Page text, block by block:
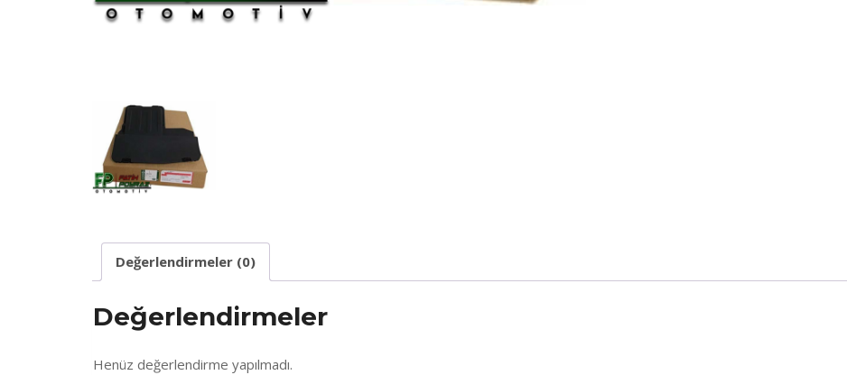
Değerlendirmeler (0)
Değerlendirmeler
Henüz değerlendirme yapılmadı.